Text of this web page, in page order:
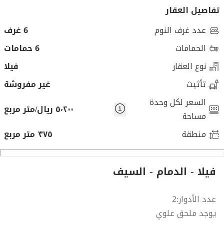
تفاصيل العقار
عدد غرف النوم
6 غرف
الحمامات
6 حمامات
نوع العقار
فيلا
تأثيث
غير مفروشة
السعر لكل وحدة
مساحة
٥٬٢٠٠ ريال/متر مربع
منطقة
٣٧٥ متر مربع
فيلا - الدمام - السيف
عدد الأدوار:2
يوجد ملحق علوي